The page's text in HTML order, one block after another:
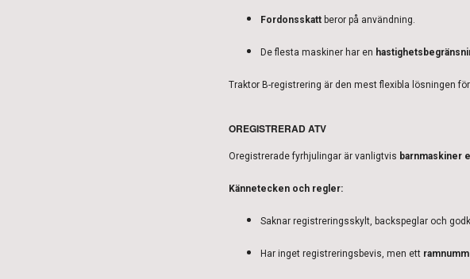
Fordonsskatt beror på användning.
De flesta maskiner har en
Traktor B-registrering är den mest flexibla lösningen
OREGISTRERAD ATV
Oregistrerade fyrhjulingar är vanligtvis barnmaskiner
Kännetecken och regler:
Saknar registreringsskylt, backspeglar och
Har inget registreringsbevis, men ett